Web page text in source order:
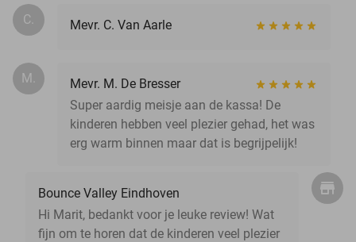
C. Mevr. C. Van Aarle
M.
Mevr. M. De Bresser
Super aardig meisje aan de kassa! De
kinderen hebben veel plezier gehad, het was
erg warm binnen maar dat is begrijpelijk!
Bounce Valley Eindhoven
Hi Marit, bedankt voor je leuke review! Wat
fijn om te horen dat de kinderen veel plezier